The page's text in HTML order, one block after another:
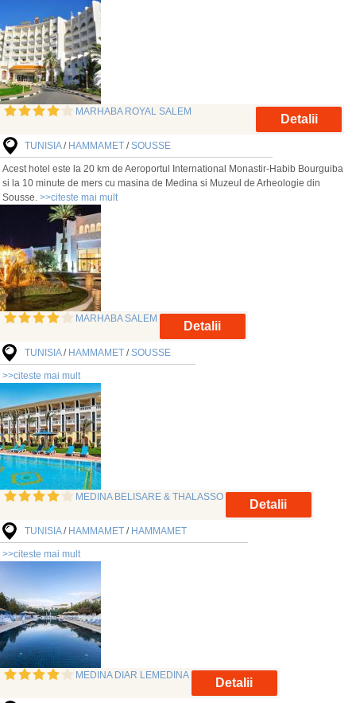
MARHABA ROYAL SALEM
Detalii
TUNISIA/ HAMMAMET /SOUSSE
Acest hotel este la 20 km de Aeroportul International Monastir-Habib Bourguiba
si la 10 minute de mers cu masina de Medina si Muzeul de Arheologie din
Sousse. >>citeste mai mult
MARHABA SALEM
Detalii
TUNISIA/ HAMMAMET /SOUSSE
>>citeste mai mult
MEDINA BELISARE & THALASSO
Detalii
TUNISIA/ HAMMAMET / HAMMAMET
>>citeste mai mult
MEDINA DIAR LEMEDINA
Detalii